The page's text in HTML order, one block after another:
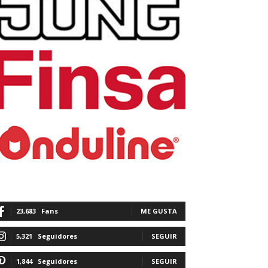
23,683 Fans ME GUSTA
5,321 Seguidores SEGUIR
1,844 Seguidores SEGUIR